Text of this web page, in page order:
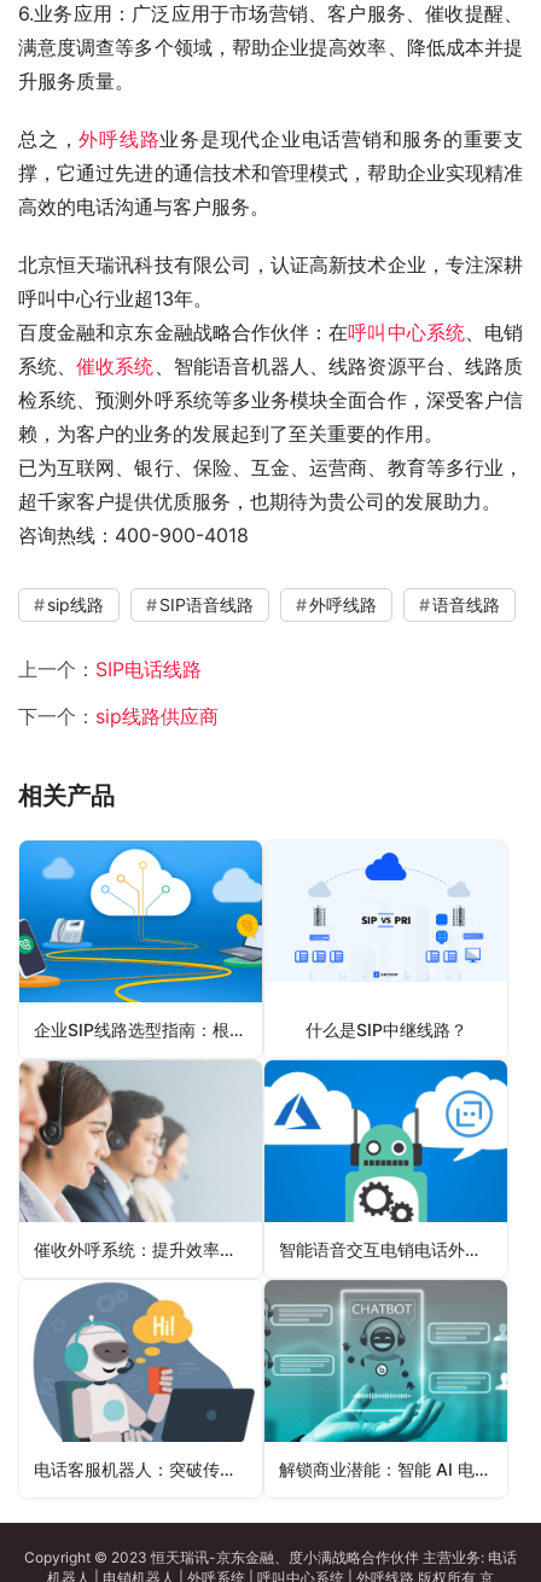
6.业务应用：广泛应用于市场营销、客户服务、催收提醒、
满意度调查等多个领域，帮助企业提高效率、降低成本并提
升服务质量。
总之，外呼线路业务是现代企业电话营销和服务的重要支
撑，它通过先进的通信技术和管理模式，帮助企业实现精准
高效的电话沟通与客户服务。
北京恒天瑞讯科技有限公司，认证高新技术企业，专注深耕
呼叫中心行业超13年。
百度金融和京东金融战略合作伙伴：在呼叫中心系统、电销
系统、催收系统、智能语音机器人、线路资源平台、线路质
检系统、预测外呼系统等多业务模块全面合作，深受客户信
赖，为客户的业务的发展起到了至关重要的作用。
已为互联网、银行、保险、互金、运营商、教育等多行业，
超千家客户提供优质服务，也期待为贵公司的发展助力。
咨询热线：400-900-4018
sip线路 SIP语音线路 外呼线路 语音线路
上一个： SIP电话线路
下一个： sip线路供应商
相关产品
企业SIP线路选型指南：根据业务需求定制最佳方案 什么是SIP中继线路？
催收外呼系统：提升效率和回款率的利器 智能语音交互电销电话外呼机器人：助力销售轻松高效
电话客服机器人：突破传统客服局限，实现全天候服务的智慧之选 解锁商业潜能：智能 AI 电话机器人带来的全方位服务升级革命
Copyright © 2023 恒天瑞讯-京东金融、度小满战略合作伙伴 主营业务: 电话
机器人
电销机器人 外呼系统 呼叫中心系统 外呼线路 版权所有 京